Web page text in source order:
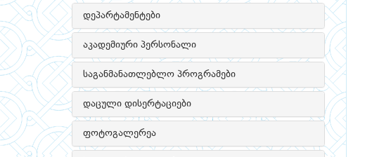
დეპარტამენტები
აკადემიური პერსონალი
საგანმანათლებლო პროგრამები
დაცული დისერტაციები
ფოტოგალერეა